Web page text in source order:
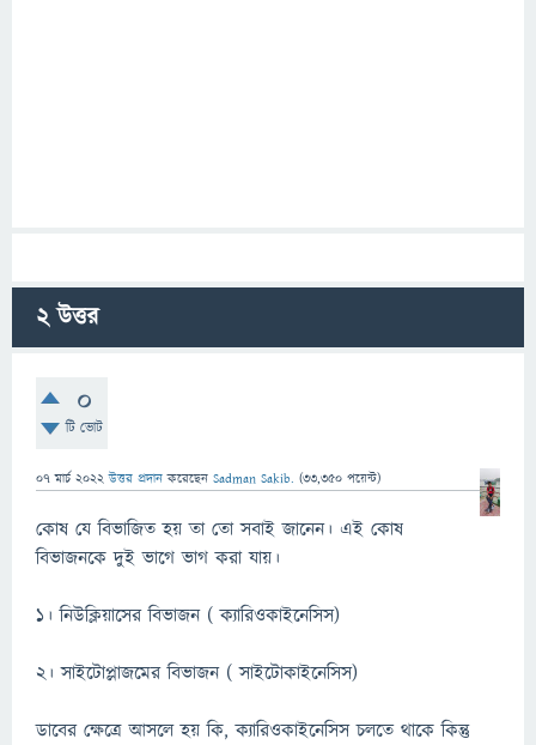
2উত্তর
0
টি ভোট
07 মার্চ 2022 উত্তর প্রদান করেছেন Sadman Sakib. (33,350 পয়েন্ট)
কোষ যে বিভাজিত হয় তা তো সবাই জানেন। এই কোষ
বিভাজনকে দুই ভাগে ভাগ করা যায়।
১। নিউক্লিয়াসের বিভাজন ( ক্যারিওকাইনেসিস)
২। সাইটোপ্লাজমের বিভাজন ( সাইটোকাইনেসিস)
ডাবের ক্ষেত্রে আসলে হয় কি, ক্যারিওকাইনেসিস চলতে থাকে কিন্তু